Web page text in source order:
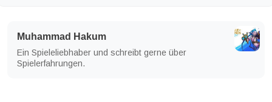
Muhammad Hakum
Ein Spieleliebhaber und schreibt gerne über
Spielerfahrungen.